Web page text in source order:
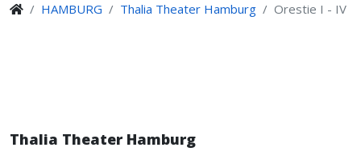
HAMBURG Thalia Theater Hamburg Orestie I - IV
Thalia Theater Hamburg